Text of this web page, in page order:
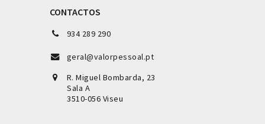
CONTACTOS
934 289 290
geral@valorpessoal.pt
R. Miguel Bombarda, 23
Sala A
3510-056 Viseu